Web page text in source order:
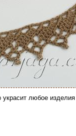
любое изделия